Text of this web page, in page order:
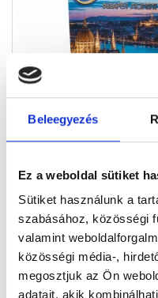
Beleegyezés
Ez a weboldal sütiket
Sütiket használunk a
szabásához, közösségi
valamint
közösségi média-,
megosztjuk az Ön
adatait, akik
NEW
160 g